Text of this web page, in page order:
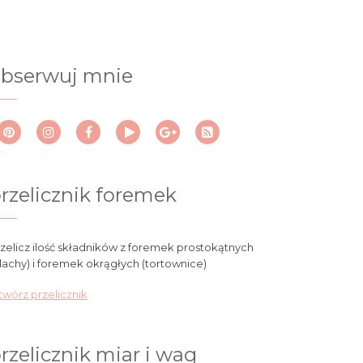
mnie
foremek
ilość składników z foremek prostokątnych
i foremek okrągłych (tortownice)
przelicznik
miar i wag